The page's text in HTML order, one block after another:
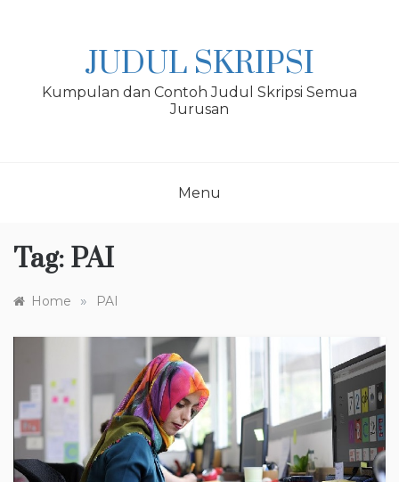
JUDUL SKRIPSI
Kumpulan dan Contoh Judul Skripsi Semua
Jurusan
Menu
Tag: PAI
Home » PAI